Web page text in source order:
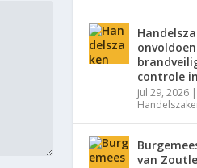
controle
jul 29, 2026 |
van